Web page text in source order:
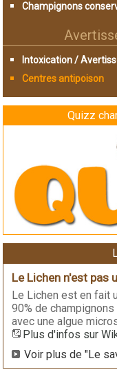
Champignons
Intoxication /
Centres antipoison
Quizz
Le Lichen n'est pas
Le Lichen est en fait
90% de
avec une algue
Plus d'infos sur
Voir plus de "Le